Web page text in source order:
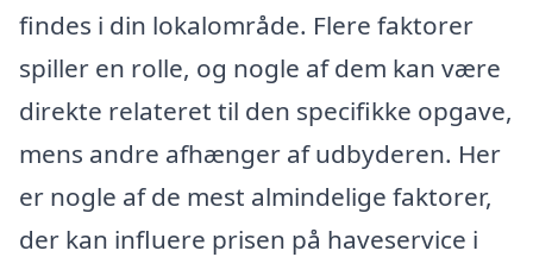
findes i din lokalområde. Flere faktorer
spiller en rolle, og nogle af dem kan være
direkte relateret til den specifikke opgave,
mens andre afhænger af udbyderen. Her
er nogle af de mest almindelige faktorer,
der kan influere prisen på haveservice i